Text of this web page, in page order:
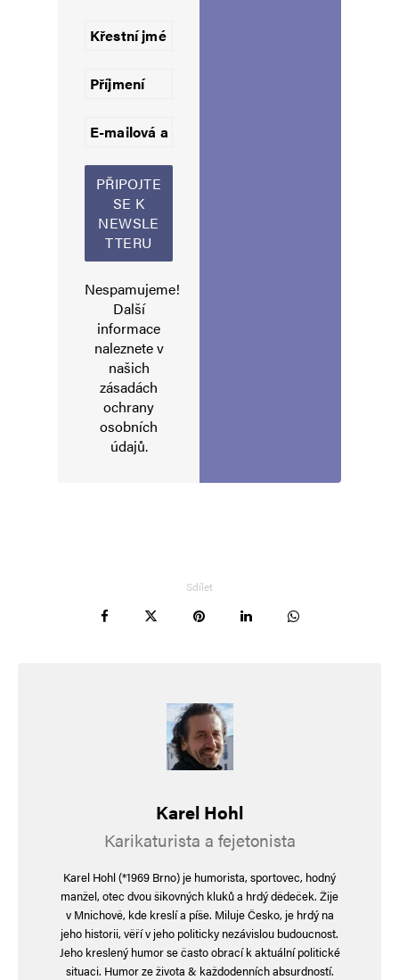
Uložit do prohlížeče jméno, e-mail a webovou stránku pro budoucí
Informujte mě o nových komentářích e-mailem.
Informujte mě o nových příspěvcích e-mailem.
Alternative:
Nespamujeme!
Další
informace
naleznete v
našich
zásadách
ochrany
osobních
údajů.
Sdílet
Karel Hohl
Karikaturista a fejetonista
Karel Hohl (*1969 Brno) je humorista, sportovec, hodný
manžel, otec dvou šikovných kluků a hrdý dědeček. Žije
v Mnichově, kde kreslí a píše. Miluje Česko, je hrdý na
jeho historii, věří v jeho politicky nezávislou budoucnost.
Jeho kreslený humor se často obrací k aktuální politické
situaci. Humor ze života & každodenních absurdností.